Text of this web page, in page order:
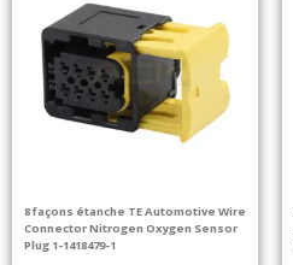
8 façons étanche TE Automotive Wire
Connector Nitrogen Oxygen Sensor
Plug 1-1418479-1